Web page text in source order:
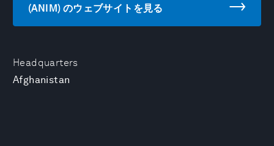
Headquarters
Afghanistan
(ANIM) のウェブサイトを見る